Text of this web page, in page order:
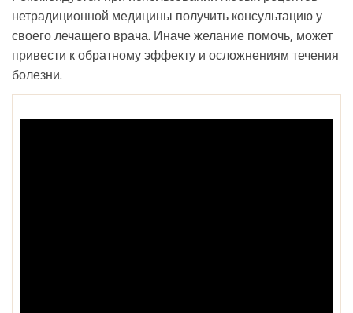
нетрадиционной медицины получить консультацию у
своего лечащего врача. Иначе желание помочь, может
привести к обратному эффекту и осложнениям течения
болезни.